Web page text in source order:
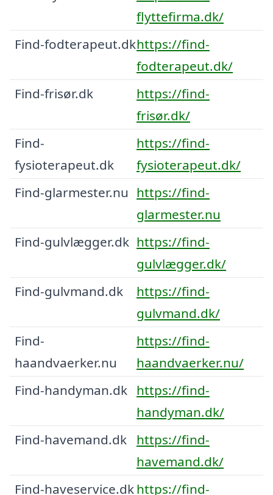
flyttefirma.dk/
Find-fodterapeut.dkhttps://find-
fodterapeut.dk/
Find-frisør.dk
https://find-
frisør.dk/
Find-
fysioterapeut.dk
https://find-
fysioterapeut.dk/
Find-glarmester.nu https://find-
glarmester.nu
Find-gulvlægger.dk https://find-
gulvlægger.dk/
Find-gulvmand.dk
https://find-
gulvmand.dk/
Find-
haandvaerker.nu
https://find-
haandvaerker.nu/
Find-handyman.dk https://find-
handyman.dk/
Find-havemand.dk
https://find-
havemand.dk/
Find-haveservice.dkhttps://find-